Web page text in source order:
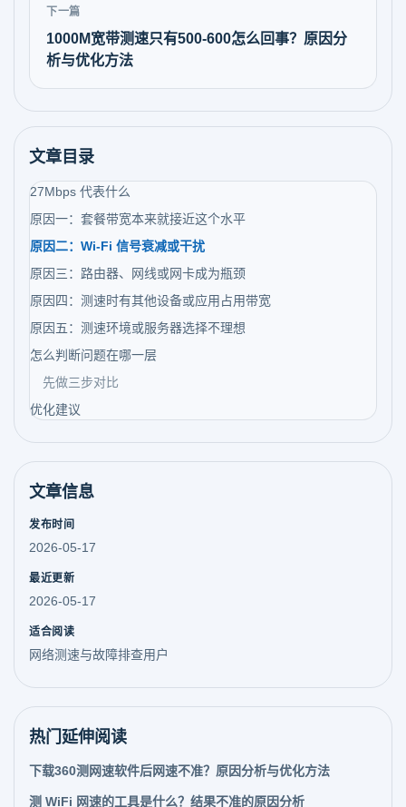
下一篇
1000M宽带测速只有500-600怎么回事？原因分
析与优化方法
文章目录
27Mbps 代表什么
原因一：套餐带宽本来就接近这个水平
原因二：Wi-Fi 信号衰减或干扰
原因三：路由器、网线或网卡成为瓶颈
原因四：测速时有其他设备或应用占用带宽
原因五：测速环境或服务器选择不理想
怎么判断问题在哪一层
先做三步对比
优化建议
文章信息
发布时间
2026-05-17
最近更新
2026-05-17
适合阅读
网络测速与故障排查用户
热门延伸阅读
下载360测网速软件后网速不准？原因分析与优化方法
测 WiFi 网速的工具是什么？结果不准的原因分析